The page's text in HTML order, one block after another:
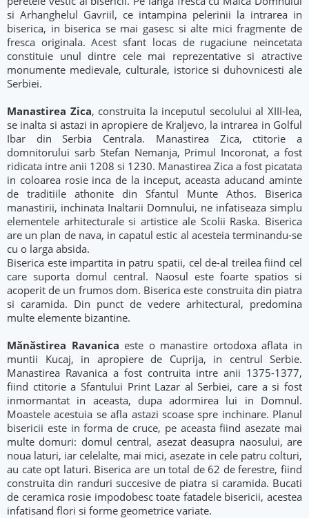
si Arhanghelul Gavriil, ce intampina pelerinii la intrarea in
biserica, in biserica se mai gasesc si alte mici fragmente de
fresca originala. Acest sfant locas de rugaciune neincetata
constituie unul dintre cele mai reprezentative si atractive
monumente medievale, culturale, istorice si duhovnicesti ale
Serbiei.
Manastirea Zica, construita la inceputul secolului al XIII-lea,
se inalta si astazi in apropiere de Kraljevo, la intrarea in Golful
Ibar din Serbia Centrala. Manastirea Zica, ctitorie a
domnitorului sarb Stefan Nemanja, Primul Incoronat, a fost
ridicata intre anii 1208 si 1230. Manastirea Zica a fost picatata
in coloarea rosie inca de la inceput, aceasta aducand aminte
de traditiile athonite din Sfantul Munte Athos. Biserica
manastirii, inchinata Inaltarii Domnului, ne infatiseaza simplu
elementele arhitecturale si artistice ale Scolii Raska. Biserica
are un plan de nava, in capatul estic al acesteia terminandu-se
cu o larga absida.
Biserica este impartita in patru spatii, cel de-al treilea fiind cel
care suporta domul central. Naosul este foarte spatios si
acoperit de un frumos dom. Biserica este construita din piatra
si caramida. Din punct de vedere arhitectural, predomina
multe elemente bizantine.
Mănăstirea Ravanicaeste o manastire ortodoxa aflata in
muntii Kucaj, in apropiere de Cuprija, in centrul Serbie.
Manastirea Ravanica a fost contruita intre anii 1375-1377,
fiind ctitorie a Sfantului Print Lazar al Serbiei, care a si fost
inmormantat in aceasta, dupa adormirea lui in Domnul.
Moastele acestuia se afla astazi scoase spre inchinare. Planul
bisericii este in forma de cruce, pe aceasta fiind asezate mai
multe domuri: domul central, asezat deasupra naosului, are
noua laturi, iar celelalte, mai mici, asezate in cele patru colturi,
au cate opt laturi. Biserica are un total de 62 de ferestre, fiind
construita din randuri succesive de piatra si caramida. Bucati
de ceramica rosie impodobesc toate fatadele bisericii, acestea
infatisand flori si forme geometrice variate.